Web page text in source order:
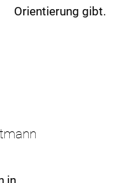
Orientierung gibt.